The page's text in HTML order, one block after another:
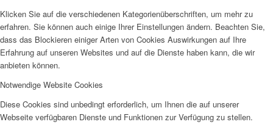
Klicken Sie auf die verschiedenen Kategorienüberschriften, um mehr zu
erfahren. Sie können auch einige Ihrer Einstellungen ändern. Beachten Sie,
dass das Blockieren einiger Arten von Cookies Auswirkungen auf Ihre
Erfahrung auf unseren Websites und auf die Dienste haben kann, die wir
anbieten können.
Notwendige Website Cookies
Diese Cookies sind unbedingt erforderlich, um Ihnen die auf unserer
Webseite verfügbaren Dienste und Funktionen zur Verfügung zu stellen.